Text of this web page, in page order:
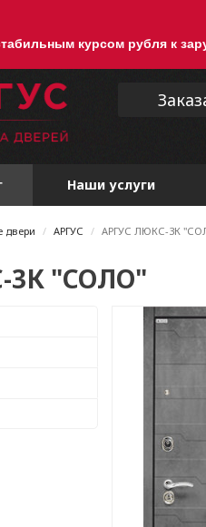
курсом рубля к
Наши услуги
двери АРГУС АРГУС ЛЮКС-3К
3К "СОЛО"